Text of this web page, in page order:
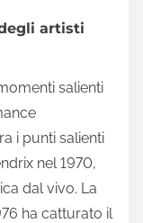
artisti
salienti
i punti salienti
nel 1970,
dal vivo. La
ha catturato il